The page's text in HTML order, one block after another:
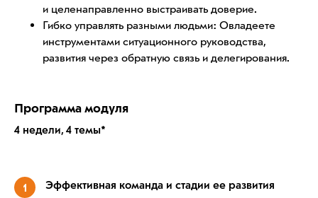
и целенаправленно выстраивать доверие.
Гибко управлять разными людьми: Овладеете
инструментами ситуационного руководства,
развития через обратную связь и делегирования.
Программа модуля
4 недели, 4 темы*
1 Эффективная команда и стадии ее развития